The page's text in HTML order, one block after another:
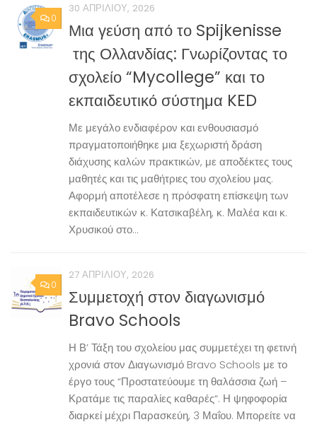
0
30 ΑΠΡΙΛΊΟΥ, 2026
Μια γεύση από το Spijkenisse
της Ολλανδίας: Γνωρίζοντας το
σχολείο “Mycollege” και το
εκπαιδευτικό σύστημα KED
Με μεγάλο ενδιαφέρον και ενθουσιασμό
πραγματοποιήθηκε μια ξεχωριστή δράση
διάχυσης καλών πρακτικών, με αποδέκτες τους
μαθητές και τις μαθήτριες του σχολείου μας.
Αφορμή αποτέλεσε η πρόσφατη επίσκεψη των
εκπαιδευτικών κ. Κατσικαβέλη, κ. Μαλέα και κ.
Χρυσικού στο...
0
27 ΑΠΡΙΛΊΟΥ, 2026
Συμμετοχή στον διαγωνισμό
Bravo Schools
Η Β’ Τάξη του σχολείου μας συμμετέχει τη φετινή
χρονιά στον Διαγωνισμό Bravo Schools με το
έργο τους “Προστατεύουμε τη θαλάσσια ζωή –
Κρατάμε τις παραλίες καθαρές“. Η ψηφοφορία
διαρκεί μέχρι Παρασκεύη, 3 Μαΐου. Μπορείτε να